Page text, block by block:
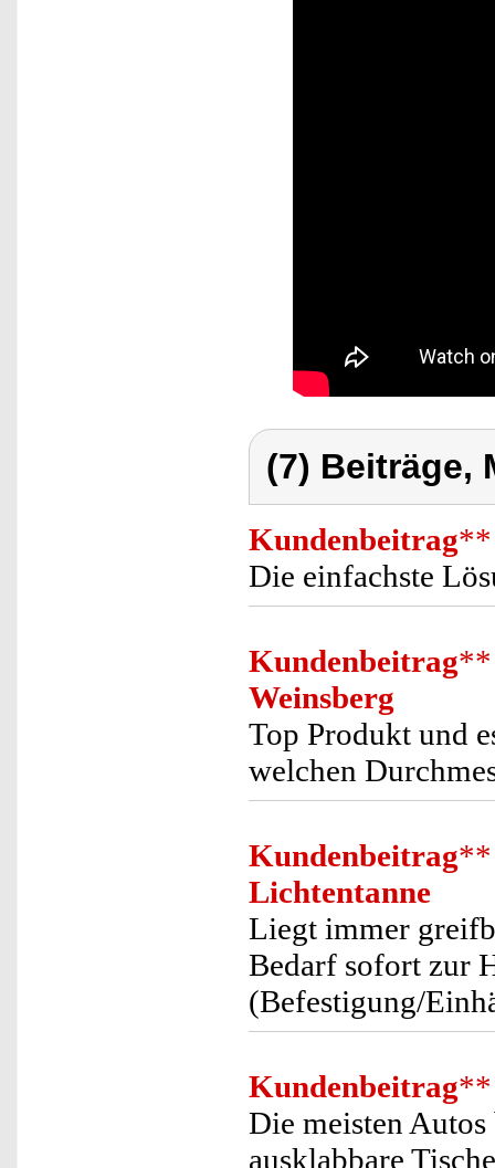
(7) Beiträge,
Kundenbeitrag**
Die einfachste
Kundenbeitrag**
Weinsberg
Top Produkt und
welchen
Kundenbeitrag**
Lichtentanne
Liegt immer
Bedarf sofort zur
(Befestigung/
Kundenbeitrag**
Die meisten
ausklabbare